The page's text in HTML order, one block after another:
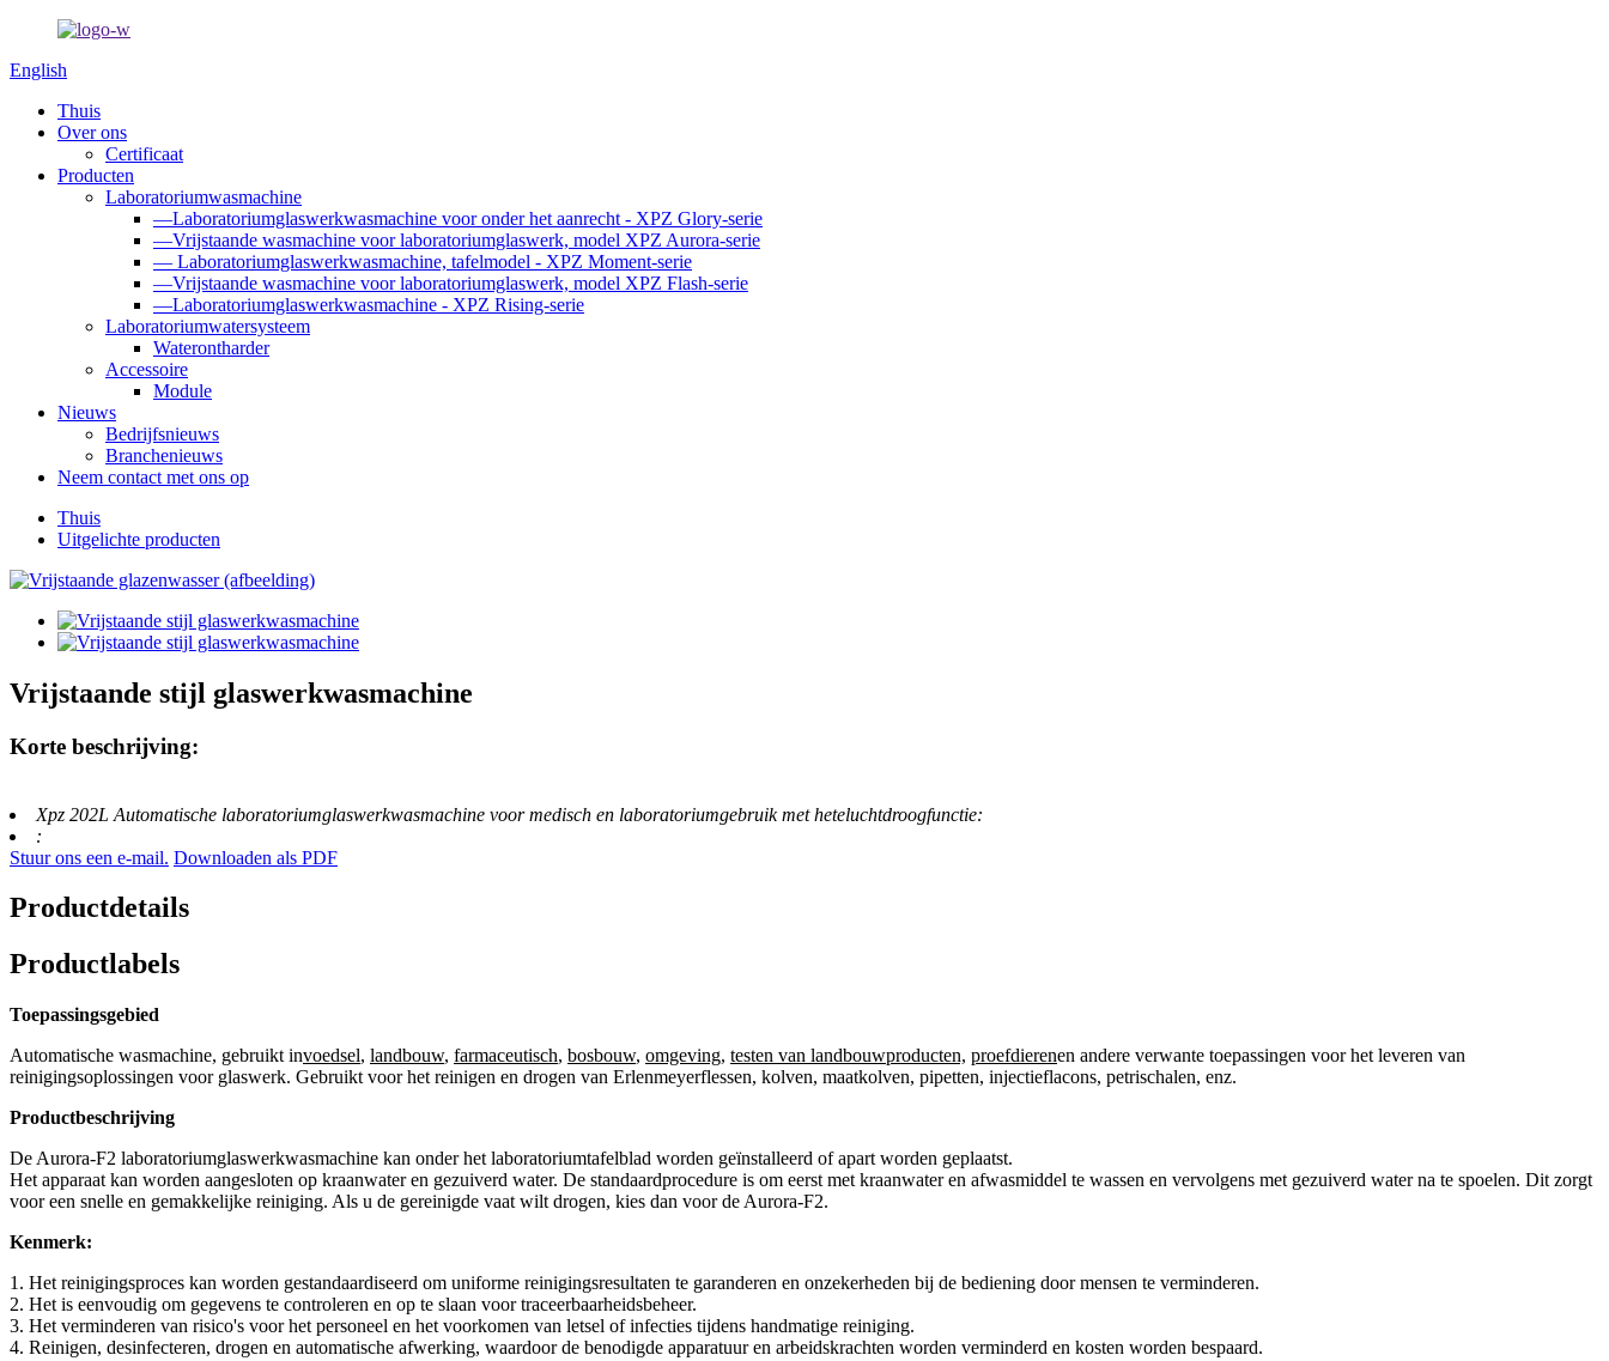
English
Thuis
Over ons
Certificaat
Producten
Laboratoriumwasmachine
—Laboratoriumglaswerkwasmachine voor onder het aanrecht - XPZ Glory-serie
—Vrijstaande wasmachine voor laboratoriumglaswerk, model XPZ Aurora-serie
— Laboratoriumglaswerkwasmachine, tafelmodel - XPZ Moment-serie
—Vrijstaande wasmachine voor laboratoriumglaswerk, model XPZ Flash-serie
—Laboratoriumglaswerkwasmachine - XPZ Rising-serie
Laboratoriumwatersysteem
Waterontharder
Accessoire
Module
Nieuws
Bedrijfsnieuws
Branchenieuws
Neem contact met ons op
Thuis
Uitgelichte producten
Vrijstaande stijl glaswerkwasmachine
Korte beschrijving:
Xpz 202L Automatische laboratoriumglaswerkwasmachine voor medisch en laboratoriumgebruik met heteluchtdroogfunctie:
:
Stuur ons een e-mail. Downloaden als PDF
Productdetails
Productlabels
Toepassingsgebied
Automatische wasmachine, gebruikt invoedsel, landbouw, farmaceutisch, bosbouw, omgeving, testen van landbouwproducten, proefdierenen andere verwante toepassingen voor het leveren van
reinigingsoplossingen voor glaswerk. Gebruikt voor het reinigen en drogen van Erlenmeyerflessen, kolven, maatkolven, pipetten, injectieflacons, petrischalen, enz.
Productbeschrijving
De Aurora-F2 laboratoriumglaswerkwasmachine kan onder het laboratoriumtafelblad worden geïnstalleerd of apart worden geplaatst.
Het apparaat kan worden aangesloten op kraanwater en gezuiverd water. De standaardprocedure is om eerst met kraanwater en afwasmiddel te wassen en vervolgens met gezuiverd water na te spoelen. Dit zorgt
voor een snelle en gemakkelijke reiniging. Als u de gereinigde vaat wilt drogen, kies dan voor de Aurora-F2.
Kenmerk:
1. Het reinigingsproces kan worden gestandaardiseerd om uniforme reinigingsresultaten te garanderen en onzekerheden bij de bediening door mensen te verminderen.
2. Het is eenvoudig om gegevens te controleren en op te slaan voor traceerbaarheidsbeheer.
3. Het verminderen van risico's voor het personeel en het voorkomen van letsel of infecties tijdens handmatige reiniging.
4. Reinigen, desinfecteren, drogen en automatische afwerking, waardoor de benodigde apparatuur en arbeidskrachten worden verminderd en kosten worden bespaard.